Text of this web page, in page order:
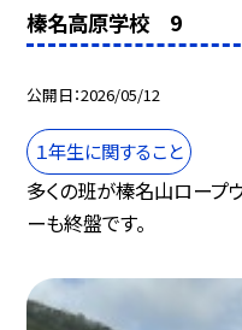
榛名高原学校 9
公開日 2026/05/12
１年生に関すること
多くの班が榛名山ロープ
ーも終盤です。